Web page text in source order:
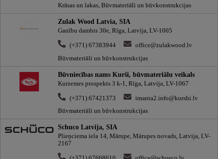
Krāsas un lakas, Būvmateriāli un būvkonstrukcijas
Zulak Wood Latvia, SIA
Ganību dambis 30e, Rīga, Latvija, LV-1005
(+371) 67383944
office@zulakwood.lv
Būvmateriāli un būvkonstrukcijas
Būvniecības nams Kurši, būvmateriālu veikals
Kurzemes prospekts 3 k-1, Rīga, Latvija, LV-1067
(+371) 67421373
imanta2.info@kurshi.lv
Būvmateriāli un būvkonstrukcijas
Schuco Latvija, SIA
Plieņciema iela 14, Mārupe, Mārupes novads, Latvija, LV-
2167